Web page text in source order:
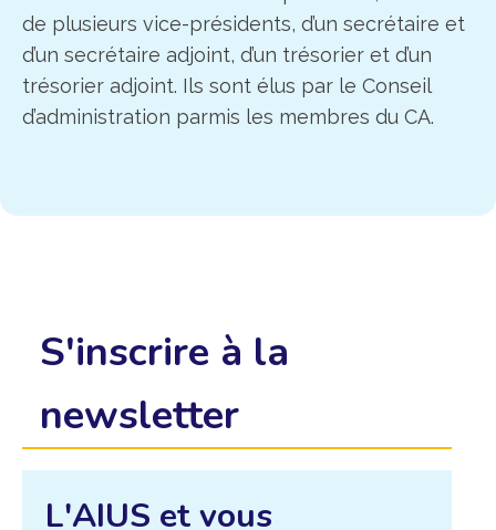
de plusieurs vice-présidents, d’un secrétaire et
d’un secrétaire adjoint, d’un trésorier et d’un
trésorier adjoint. Ils sont élus par le Conseil
d’administration parmis les membres du CA.
S'inscrire à la
newsletter
L'AIUS et vous